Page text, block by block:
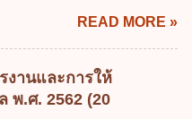
2. นายกรัฐมนตรีเป็นผู้
ราช บัญญัติวิธีการงบ
3. รัฐมนตรีว่าการ
เป็นผู้รักษาการตามพระ
การพัฒนาทางเศรษฐกิจ
ความเป็นธรรมในสังคม ข้อ
รณะต่อผลิตภัณฑ์มวลรวม
เป็นกรอบในการบริหารหนี้
มข้อใด ก. ไม่เกินร้อยละ 5
READ MORE »
งานและการให้
พ.ศ. 2562 (20